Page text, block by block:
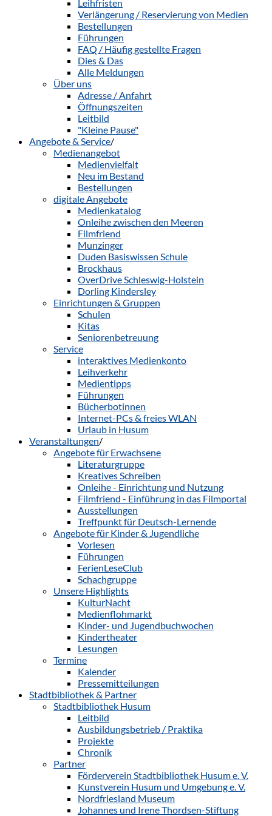
Leihfristen
Verlängerung / Reservierung von Medien
Bestellungen
Führungen
FAQ / Häufig gestellte Fragen
Dies & Das
Alle Meldungen
Über uns
Adresse / Anfahrt
Öffnungszeiten
Leitbild
"Kleine Pause"
Angebote & Service/
Medienangebot
Medienvielfalt
Neu im Bestand
Bestellungen
digitale Angebote
Medienkatalog
Onleihe zwischen den Meeren
Filmfriend
Munzinger
Duden Basiswissen Schule
Brockhaus
OverDrive Schleswig-Holstein
Dorling Kindersley
Einrichtungen & Gruppen
Schulen
Kitas
Seniorenbetreuung
Service
interaktives Medienkonto
Leihverkehr
Medientipps
Führungen
Bücherbotinnen
Internet-PCs & freies WLAN
Urlaub in Husum
Veranstaltungen/
Angebote für Erwachsene
Literaturgruppe
Kreatives Schreiben
Onleihe - Einrichtung und Nutzung
Filmfriend - Einführung in das Filmportal
Ausstellungen
Treffpunkt für Deutsch-Lernende
Angebote für Kinder & Jugendliche
Vorlesen
Führungen
FerienLeseClub
Schachgruppe
Unsere Highlights
KulturNacht
Medienflohmarkt
Kinder- und Jugendbuchwochen
Kindertheater
Lesungen
Termine
Kalender
Pressemitteilungen
Stadtbibliothek & Partner
Stadtbibliothek Husum
Leitbild
Ausbildungsbetrieb / Praktika
Projekte
Chronik
Partner
Förderverein Stadtbibliothek Husum e. V.
Kunstverein Husum und Umgebung e. V.
Nordfriesland Museum
Johannes und Irene Thordsen-Stiftung